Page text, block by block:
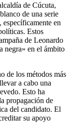
de Cúcuta,
de una serie
específicamente en
Estos
de Leonardo
negra» en el ámbito
de los métodos más
a cabo una
Esto ha
propagación de
del candidato. El
su apoyo